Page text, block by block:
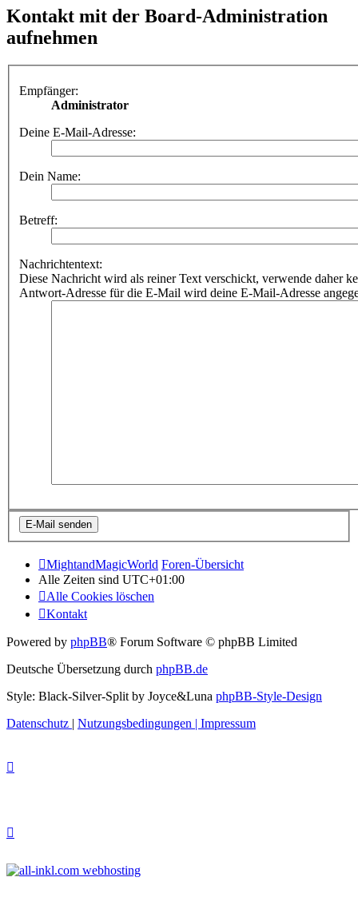
Kontakt mit der Board-Administration
aufnehmen
Empfänger:
Administrator
Deine E-Mail-Adresse:
Dein Name:
Betreff:
Nachrichtentext:
Diese Nachricht wird als reiner Text verschickt, verwende daher
Antwort-Adresse für die E-Mail wird deine E-Mail-Adresse
MightandMagicWorld Foren-Übersicht
Alle Zeiten sind UTC+01:00
Alle Cookies löschen
Kontakt
Powered by phpBB® Forum Software © phpBB Limited
Deutsche Übersetzung durch phpBB.de
Style: Black-Silver-Split by Joyce&Luna phpBB-Style-Design
Datenschutz
Nutzungsbedingungen Impressum